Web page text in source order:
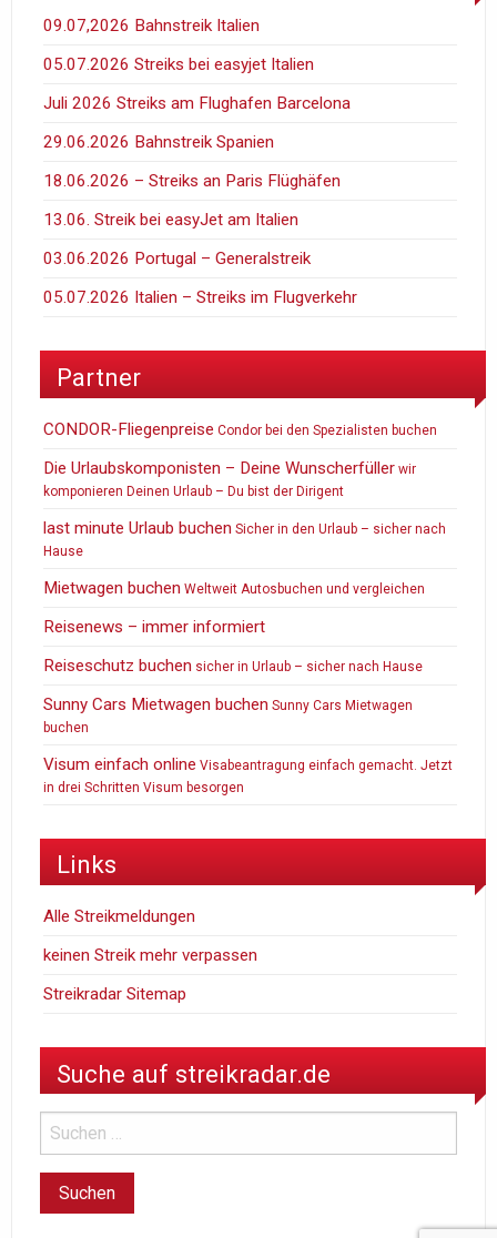
09.07,2026 Bahnstreik Italien
05.07.2026 Streiks bei easyjet Italien
Juli 2026 Streiks am Flughafen Barcelona
29.06.2026 Bahnstreik Spanien
18.06.2026 – Streiks an Paris Flüghäfen
13.06. Streik bei easyJet am Italien
03.06.2026 Portugal – Generalstreik
05.07.2026 Italien – Streiks im Flugverkehr
Partner
CONDOR-Fliegenpreise Condor bei den Spezialisten buchen
Die Urlaubskomponisten – Deine Wunscherfüller wir
komponieren Deinen Urlaub – Du bist der Dirigent
last minute Urlaub buchen Sicher in den Urlaub – sicher nach
Hause
Mietwagen buchen Weltweit Autosbuchen und vergleichen
Reisenews – immer informiert
Reiseschutz buchen sicher in Urlaub – sicher nach Hause
Sunny Cars Mietwagen buchen Sunny Cars Mietwagen
buchen
Visum einfach online Visabeantragung einfach gemacht. Jetzt
in drei Schritten Visum besorgen
Links
Alle Streikmeldungen
keinen Streik mehr verpassen
Streikradar Sitemap
Suche auf streikradar.de